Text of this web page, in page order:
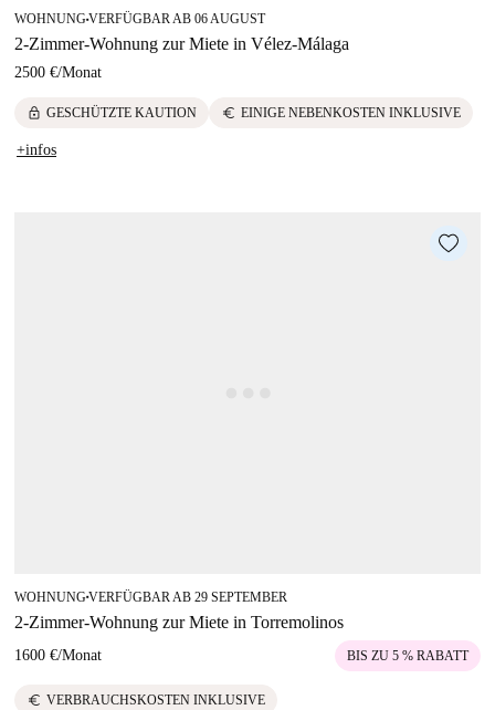
WOHNUNG■VERFÜGBAR AB 06 AUGUST
2-Zimmer-Wohnung zur Miete in Vélez-Málaga
2500 €/Monat
lock GESCHÜTZTE KAUTION euro EINIGE NEBENKOSTEN INKLUSIVE
+infos
WOHNUNG■VERFÜGBAR AB 29 SEPTEMBER
2-Zimmer-Wohnung zur Miete in Torremolinos
1600 €/Monat BIS ZU 5 % RABATT
euro VERBRAUCHSKOSTEN INKLUSIVE